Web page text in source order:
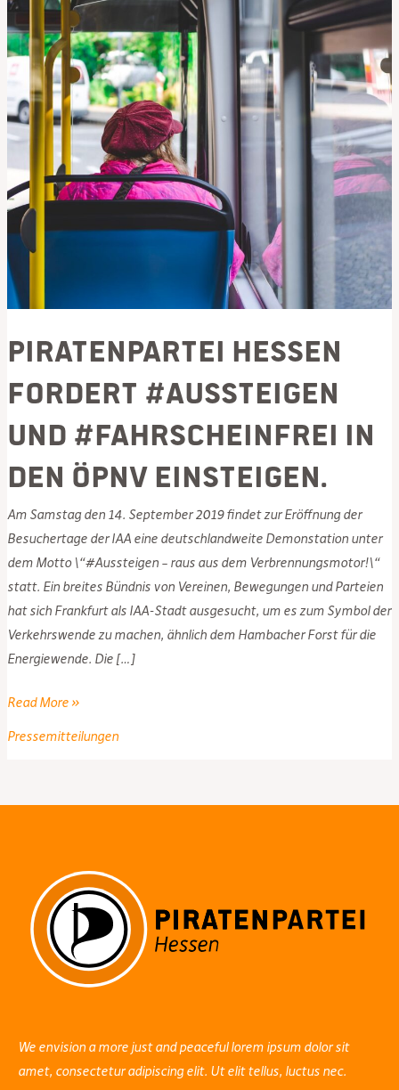
Piratenpartei Hessen
fordert #Aussteigen
und #fahrscheinfrei in
den ÖPNV einsteigen.
Am Samstag den 14. September 2019 findet zur Eröffnung der
Besuchertage der IAA eine deutschlandweite Demonstation unter
dem Motto \“#Aussteigen – raus aus dem Verbrennungsmotor!\“
statt. Ein breites Bündnis von Vereinen, Bewegungen und Parteien
hat sich Frankfurt als IAA-Stadt ausgesucht, um es zum Symbol der
Verkehrswende zu machen, ähnlich dem Hambacher Forst für die
Energiewende. Die […]
Piratenpartei
einsteigen.
Read More »
Pressemitteilungen
We envision a more just and peaceful lorem ipsum dolor sit
amet, consectetur adipiscing elit. Ut elit tellus, luctus nec.